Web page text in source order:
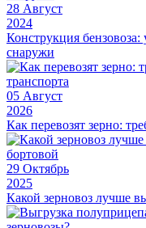
28 Август
2024
Конструкция
снаружи
05 Август
2026
Как перевозят зерно:
29 Октябрь
2025
Какой зерновоз лучше